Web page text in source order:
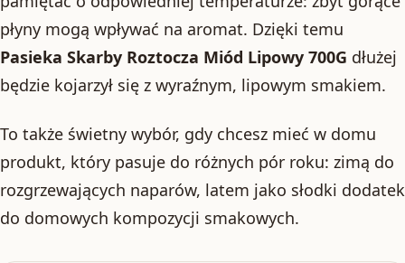
płyny mogą wpływać na aromat. Dzięki temu
Pasieka Skarby Roztocza Miód Lipowy 700G dłużej
będzie kojarzył się z wyraźnym, lipowym smakiem.
To także świetny wybór, gdy chcesz mieć w domu
produkt, który pasuje do różnych pór roku: zimą do
rozgrzewających naparów, latem jako słodki dodatek
do domowych kompozycji smakowych.